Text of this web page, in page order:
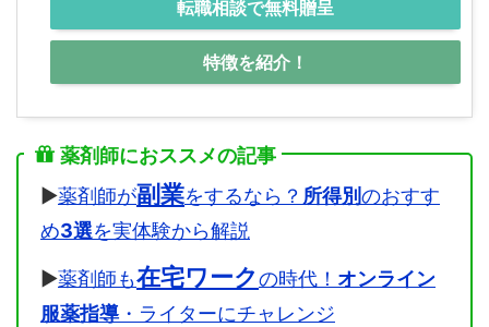
転職相談で無料贈呈
特徴を紹介！
薬剤師におススメの記事
▶薬剤師が副業をするなら？ 所得別のおすす
め3選を実体験から解説
▶薬剤師も在宅ワークの時代！ オンライン
服薬指導 ・ライターにチャレンジ